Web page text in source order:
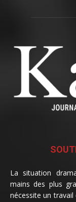
La situation
mains des plus
nécessite un travail